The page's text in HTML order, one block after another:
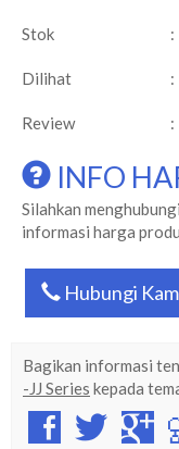
Stok :
Dilihat :
Review :
INFO
Silahkan
informasi harga
Hubungi
Bagikan informasi
-JJ Series kepada